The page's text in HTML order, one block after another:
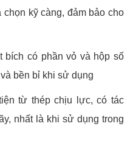
kỹ càng, đảm bảo cho
bích có phần vỏ và hộp số
bền bỉ khi sử dụng
từ thép chịu lực, có tác
nhất là khi sử dụng trong